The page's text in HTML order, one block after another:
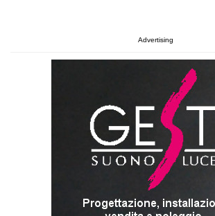
Advertising